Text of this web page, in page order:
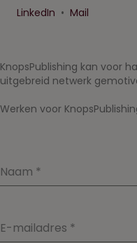
LinkedIn • Mail
KnopsPublishing kan voor
uitgebreid netwerk
Werken voor
Naam *
E-mailadres *